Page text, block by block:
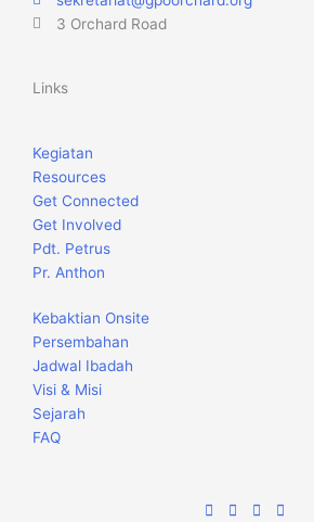
3 Orchard Road
Links
Kegiatan
Resources
Get Connected
Get Involved
Pdt. Petrus
Pr. Anthon
Kebaktian Onsite
Persembahan
Jadwal Ibadah
Visi & Misi
Sejarah
FAQ